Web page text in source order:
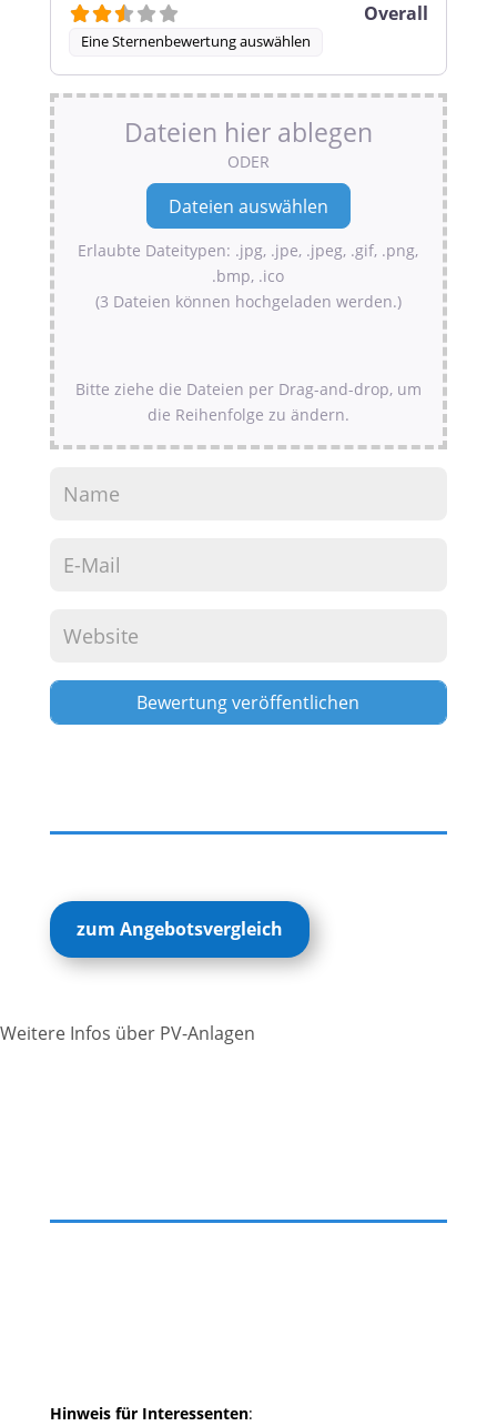
Eine Sternenbewertung auswählen
Overall
Dateien hier ablegen
ODER
Erlaubte Dateitypen: .jpg, .jpe, .jpeg, .gif, .png,
.bmp, .ico
(3 Dateien können hochgeladen werden.)
Bitte ziehe die Dateien per Drag-and-drop, um
die Reihenfolge zu ändern.
zum Angebotsvergleich
Weitere Infos über PV-Anlagen
Hinweis für Interessenten: